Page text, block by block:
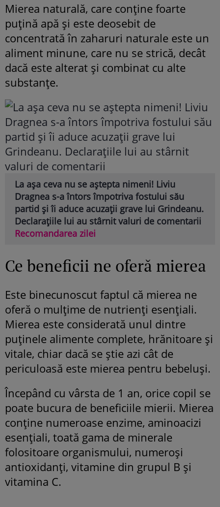
Mierea naturală, care conține foarte
puțină apă și este deosebit de
concentrată în zaharuri naturale este un
aliment minune, care nu se strică, decât
dacă este alterat și combinat cu alte
substanțe.
La așa ceva nu se aștepta nimeni! Liviu
Dragnea s-a întors împotriva fostului său
partid și îi aduce acuzații grave lui Grindeanu.
Declarațiile lui au stârnit valuri de comentarii
Recomandarea zilei
Ce beneficii ne oferă mierea
Este binecunoscut faptul că mierea ne
oferă o mulțime de nutrienți esențiali.
Mierea este considerată unul dintre
puținele alimente complete, hrănitoare și
vitale, chiar dacă se știe azi cât de
periculoasă este mierea pentru bebeluși.
Începând cu vârsta de 1 an, orice copil se
poate bucura de beneficiile mierii. Mierea
conține numeroase enzime, aminoacizi
esențiali, toată gama de minerale
folositoare organismului, numeroși
antioxidanți, vitamine din grupul B și
vitamina C.